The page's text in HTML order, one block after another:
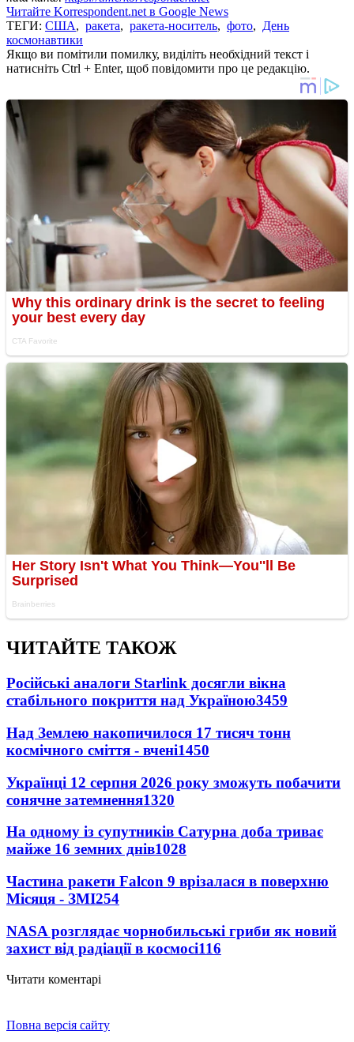
Читайте Korrespondent.net в Google News
ТЕГИ: США, ракета, ракета-носитель, фото, День
космонавтики
Якщо ви помітили помилку, виділіть необхідний текст і
натисніть Ctrl + Enter, щоб повідомити про це редакцію.
ЧИТАЙТЕ ТАКОЖ
Російські аналоги Starlink досягли вікна
стабільного покриття над Україною3459
Над Землею накопичилося 17 тисяч тонн
космічного сміття - вчені1450
Українці 12 серпня 2026 року зможуть побачити
сонячне затемнення1320
На одному із супутників Сатурна доба триває
майже 16 земних днів1028
Частина ракети Falcon 9 врізалася в поверхню
Місяця - ЗМІ254
NASA розглядає чорнобильські гриби як новий
захист від радіації в космосі116
Читати коментарі
Повна версія сайту